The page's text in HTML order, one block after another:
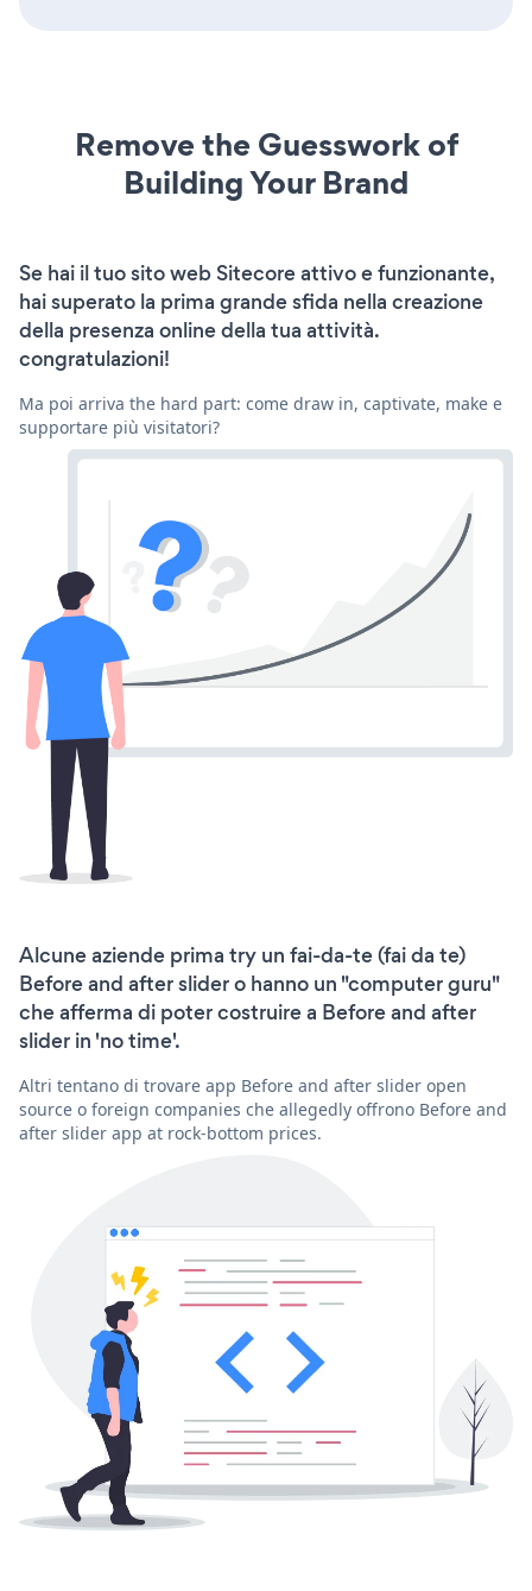
Remove the Guesswork of
Building Your Brand
Se hai il tuo sito web Sitecore attivo e funzionante,
hai superato la prima grande sfida nella creazione
della presenza online della tua attività.
congratulazioni!
Ma poi arriva the hard part: come draw in, captivate, make e
supportare più visitatori?
Alcune aziende prima try un fai-da-te (fai da te)
Before and after slider o hanno un "computer guru"
che afferma di poter costruire a Before and after
slider in 'no time'.
Altri tentano di trovare app Before and after slider open
source o foreign companies che allegedly offrono Before and
after slider app at rock-bottom prices.